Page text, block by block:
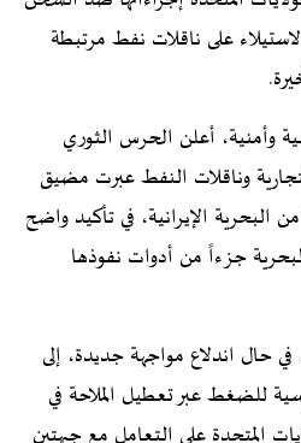
على ناقلات نفط مرتبطة
وأمنية، أعلن الحرس الثوري
وناقلات النفط عبرت مضيق
البحرية الإيرانية، في تأكيد واضح
جزءاً من أدوات نفوذها
حال اندلاع مواجهة جديدة، إلى
للضغط عبر تعطيل الملاحة في
المتحدة على التعامل مع جبهتين